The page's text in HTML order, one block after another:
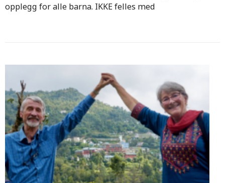
opplegg for alle barna. IKKE felles med